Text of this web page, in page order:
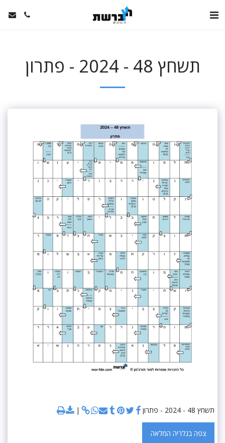
תשחץ 48 - 2024 - פתרון
תשחץ 48 - 2024 - פתרון
צפה בגלריה המלאה